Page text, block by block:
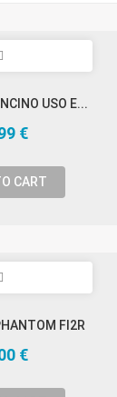
USO E...
€
CART
FI2R
€